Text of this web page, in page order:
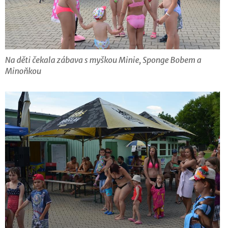
Na děti čekala zábava s myškou Minie, Sponge Bobem a
Minoňkou